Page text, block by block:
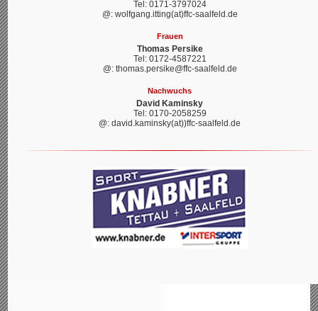
Tel: 0171-3797024
@: wolfgang.itting(at)ffc-saalfeld.de
Frauen
Thomas Persike
Tel: 0172-4587221
@: thomas.persike@ffc-saalfeld.de
Nachwuchs
David Kaminsky
Tel: 0170-2058259
@: david.kaminsky(at))ffc-saalfeld.de